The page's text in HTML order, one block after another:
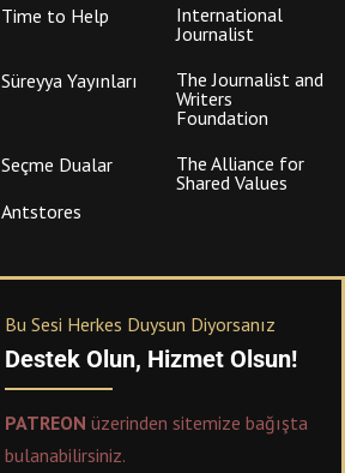
Time to Help
International
Journalist
Süreyya Yayınları
The Journalist and
Writers
Foundation
Seçme Dualar
The Alliance for
Shared Values
Antstores
Bu Sesi Herkes Duysun Diyorsanız
Destek Olun, Hizmet Olsun!
PATREON üzerinden sitemize bağışta
bulanabilirsiniz.